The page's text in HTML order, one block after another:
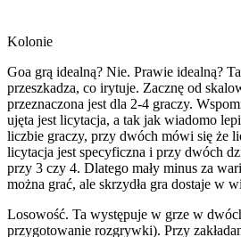
Kolonie
Goa grą idealną? Nie. Prawie idealną?
przeszkadza, co irytuje. Zacznę od
przeznaczona jest dla 2-4 graczy.
ujęta jest licytacja, a tak jak wiadomo
liczbie graczy, przy dwóch mówi się że
licytacja jest specyficzna i przy dwóch
przy 3 czy 4. Dlatego mały minus za
można grać, ale skrzydła gra dostaje w
Losowość. Ta występuje w grze w
przygotowanie rozgrywki). Przy